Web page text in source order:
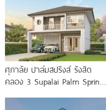
ศุภาลัย ปาล์มสปริงส์ รังสิต
คลอง 3 Supalai Palm Springs